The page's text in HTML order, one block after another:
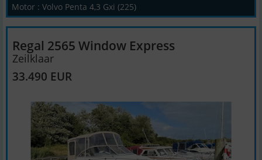
Motor : Volvo Penta 4,3 Gxi (225)
Regal 2565 Window Express
Zeilklaar
33.490 EUR